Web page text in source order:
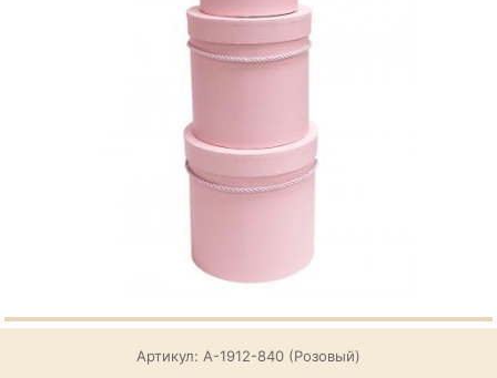
Артикул: А-1912-840 (Розовый)